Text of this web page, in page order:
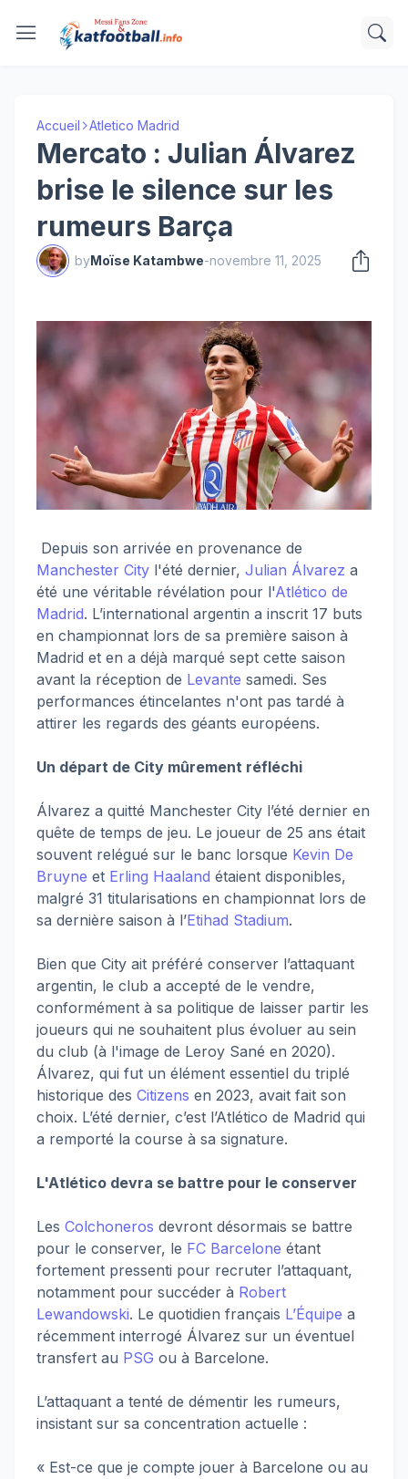
Accueil Atletico Madrid
Mercato : Julian Álvarez
brise le silence sur les
rumeurs Barça
byMoïse Katambwe-novembre 11, 2025
Depuis son arrivée en provenance de
Manchester City l'été dernier, Julian Álvarez a
été une véritable révélation pour l'Atlético de
Madrid. L’international argentin a inscrit 17 buts
en championnat lors de sa première saison à
Madrid et en a déjà marqué sept cette saison
avant la réception de Levante samedi. Ses
performances étincelantes n'ont pas tardé à
attirer les regards des géants européens.
Un départ de City mûrement réfléchi
Álvarez a quitté Manchester City l’été dernier en
quête de temps de jeu. Le joueur de 25 ans était
souvent relégué sur le banc lorsque Kevin De
Bruyne et Erling Haaland étaient disponibles,
malgré 31 titularisations en championnat lors de
sa dernière saison à l’Etihad Stadium.
Bien que City ait préféré conserver l’attaquant
argentin, le club a accepté de le vendre,
conformément à sa politique de laisser partir les
joueurs qui ne souhaitent plus évoluer au sein
du club (à l'image de Leroy Sané en 2020).
Álvarez, qui fut un élément essentiel du triplé
historique des Citizens en 2023, avait fait son
choix. L’été dernier, c’est l’Atlético de Madrid qui
a remporté la course à sa signature.
L'Atlético devra se battre pour le conserver
Les Colchoneros devront désormais se battre
pour le conserver, le FC Barcelone étant
fortement pressenti pour recruter l’attaquant,
notamment pour succéder à Robert
Lewandowski. Le quotidien français L’Équipe a
récemment interrogé Álvarez sur un éventuel
transfert au PSG ou à Barcelone.
L’attaquant a tenté de démentir les rumeurs,
insistant sur sa concentration actuelle :
« Est-ce que je compte jouer à Barcelone ou au